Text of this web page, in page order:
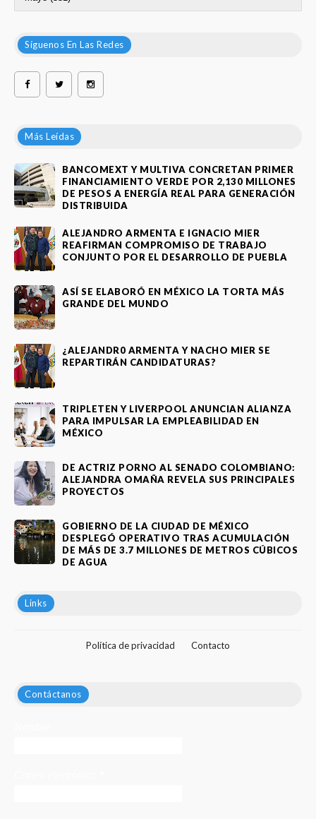
Síguenos En Las Redes
Más Leídas
BANCOMEXT Y MULTIVA CONCRETAN PRIMER
FINANCIAMIENTO VERDE POR 2,130 MILLONES
DE PESOS A ENERGÍA REAL PARA GENERACIÓN
DISTRIBUIDA
ALEJANDRO ARMENTA E IGNACIO MIER
REAFIRMAN COMPROMISO DE TRABAJO
CONJUNTO POR EL DESARROLLO DE PUEBLA
ASÍ SE ELABORÓ EN MÉXICO LA TORTA MÁS
GRANDE DEL MUNDO
¿ALEJANDR0 ARMENTA Y NACHO MIER SE
REPARTIRÁN CANDIDATURAS?
TRIPLETEN Y LIVERPOOL ANUNCIAN ALIANZA
PARA IMPULSAR LA EMPLEABILIDAD EN
MÉXICO
DE ACTRIZ PORNO AL SENADO COLOMBIANO:
ALEJANDRA OMAÑA REVELA SUS PRINCIPALES
PROYECTOS
GOBIERNO DE LA CIUDAD DE MÉXICO
DESPLEGÓ OPERATIVO TRAS ACUMULACIÓN
DE MÁS DE 3.7 MILLONES DE METROS CÚBICOS
DE AGUA
Links
Política de privacidad Contacto
Contáctanos